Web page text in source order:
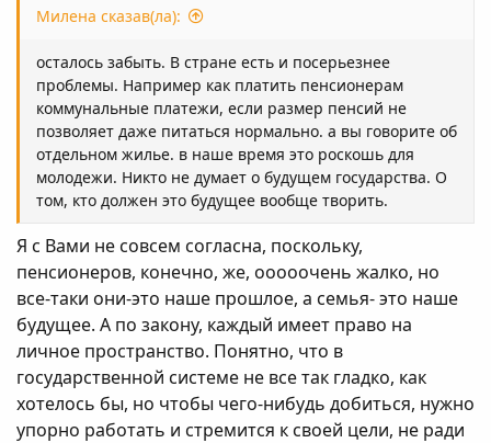
Милена сказав(ла):
осталось забыть. В стране есть и посерьезнее
проблемы. Например как платить пенсионерам
коммунальные платежи, если размер пенсий не
позволяет даже питаться нормально. а вы говорите об
отдельном жилье. в наше время это роскошь для
молодежи. Никто не думает о будущем государства. О
том, кто должен это будущее вообще творить.
Я с Вами не совсем согласна, поскольку,
пенсионеров, конечно, же, ооооочень жалко, но
все-таки они-это наше прошлое, а семья- это наше
будущее. А по закону, каждый имеет право на
личное пространство. Понятно, что в
государственной системе не все так гладко, как
хотелось бы, но чтобы чего-нибудь добиться, нужно
упорно работать и стремится к своей цели, не ради